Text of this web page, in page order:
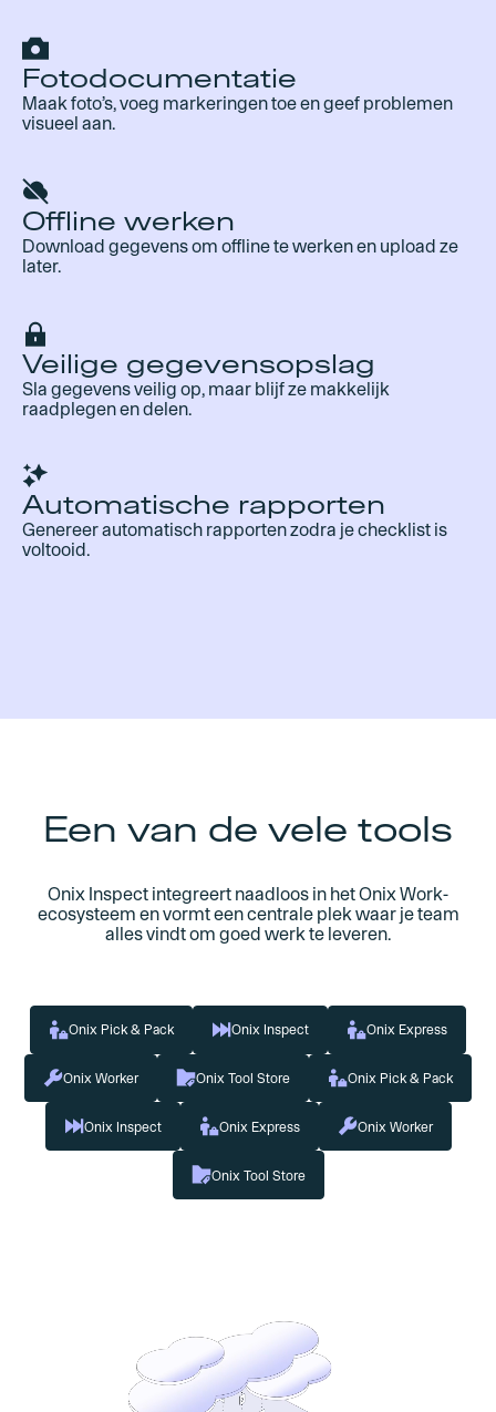
Fotodocumentatie
Maak foto’s, voeg markeringen toe en geef problemen
visueel aan.
Offline werken
Download gegevens om offline te werken en upload ze
later.
Veilige gegevensopslag
Sla gegevens veilig op, maar blijf ze makkelijk
raadplegen en delen.
Automatische rapporten
Genereer automatisch rapporten zodra je checklist is
voltooid.
Een van de vele tools
Onix Inspect integreert naadloos in het Onix Work-
ecosysteem en vormt een centrale plek waar je team
alles vindt om goed werk te leveren.
Onix Pick & Pack Onix Inspect Onix Express
Onix Worker Onix Tool Store Onix Pick & Pack
Onix Inspect Onix Express Onix Worker
Onix Tool Store